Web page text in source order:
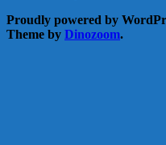
Proudly powered by
Theme by Dinozoom.